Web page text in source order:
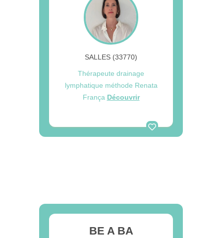
SALLES (33770)
Thérapeute drainage
lymphatique méthode Renata
França Découvrir
BE A BA